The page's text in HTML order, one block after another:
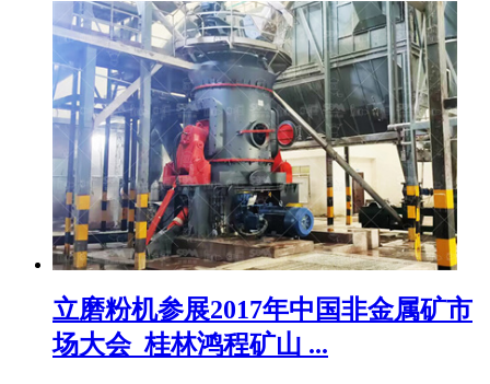
立磨粉机参展2017年中国非金属矿市
场大会_桂林鸿程矿山 ...